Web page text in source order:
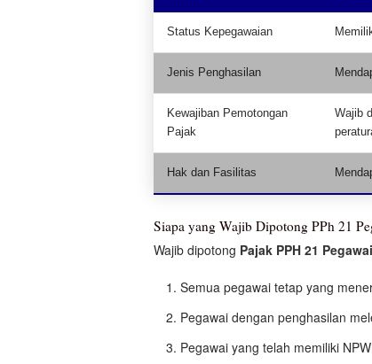
Status Kepegawaian
Jenis Penghasilan
Kewajiban Pemotongan
Pajak
Wajib
Hak dan Fasilitas
Siapa yang Wajib Dipotong PPh 21
Wajib dipotong Pajak PPH 21
Semua pegawai tetap yang
Pegawai dengan penghasilan
Pegawai yang telah memiliki